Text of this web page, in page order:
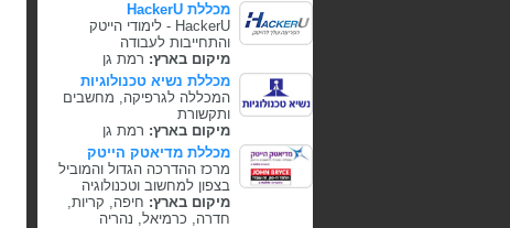
מכללת HackerU
HackerU - לימודי הייטק
והתחייבות לעבודה
מיקום בארץ: רמת גן
מכללת נשיא טכנולוגיות
המכללה לגרפיקה, מחשבים
ותקשורת
מיקום בארץ: רמת גן
מכללת מדיאטק הייטק
מרכז ההדרכה הגדול והמוביל
בצפון למחשוב וטכנולוגיה
מיקום בארץ: חיפה, קריות,
חדרה, כרמיאל, נהריה